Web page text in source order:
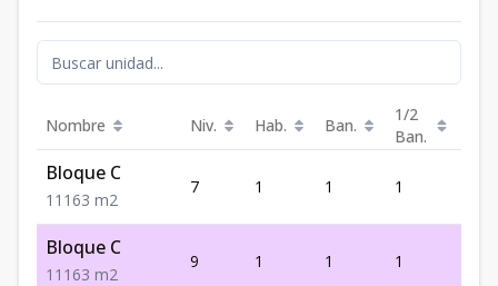
Nombre Niv. Hab. Ban.
1/2
Ban.
Bloque C
1 1 1 63 m2
7 1 1 1
Bloque C
1 1 1 63 m2
9 1 1 1